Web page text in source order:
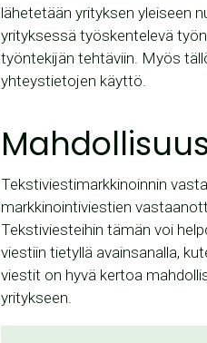
lähetetään yrityksen yleiseen
yrityksessä työskentelevä
työntekijän tehtäviin. Myös
yhteystietojen käyttö.
Tekstiviestimarkkinoinnin
markkinointiviestien
Tekstiviesteihin tämän voi
viestiin tietyllä avainsanalla,
viestit on hyvä kertoa
yritykseen.